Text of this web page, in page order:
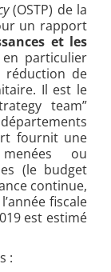
(OSTP) de la
un rapport
et les
particulier
réduction de
Il est le
team”
fournit une
ou
(le budget
continue,
fiscale
est estimé
: